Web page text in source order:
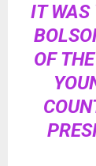
IT WAS
OF